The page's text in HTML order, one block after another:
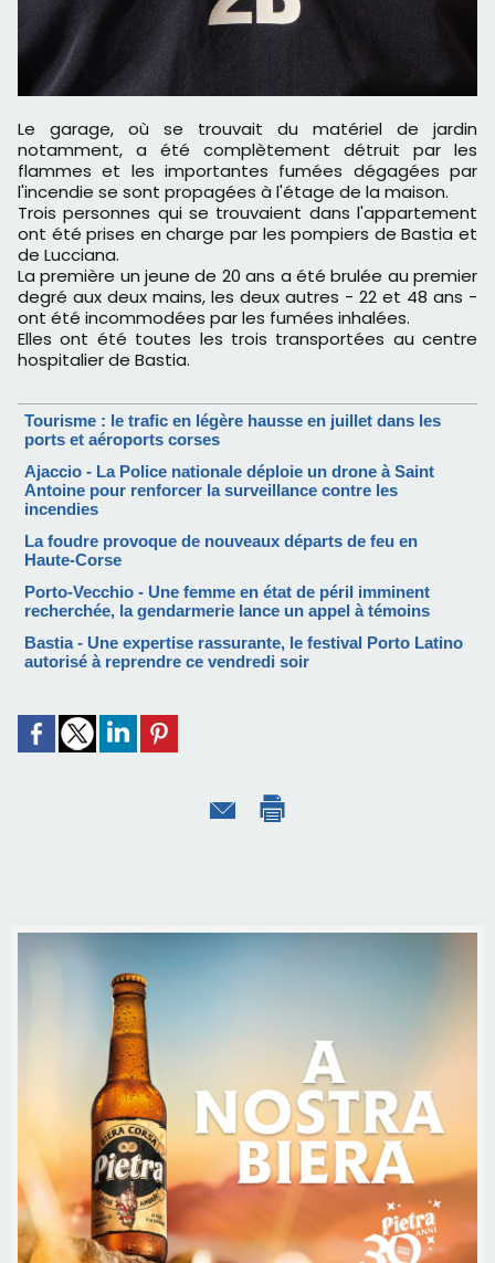
Le garage, où se trouvait du matériel de jardin
notamment, a été complètement détruit par les
flammes et les importantes fumées dégagées par
l'incendie se sont propagées à l'étage de la maison.
Trois personnes qui se trouvaient dans l'appartement
ont été prises en charge par les pompiers de Bastia et
de Lucciana.
La première un jeune de 20 ans a été brulée au premier
degré aux deux mains, les deux autres - 22 et 48 ans -
ont été incommodées par les fumées inhalées.
Elles ont été toutes les trois transportées au centre
hospitalier de Bastia.
Tourisme : le trafic en légère hausse en juillet dans les
ports et aéroports corses
Ajaccio - La Police nationale déploie un drone à Saint
Antoine pour renforcer la surveillance contre les
incendies
La foudre provoque de nouveaux départs de feu en
Haute-Corse
Porto-Vecchio - Une femme en état de péril imminent
recherchée, la gendarmerie lance un appel à témoins
Bastia - Une expertise rassurante, le festival Porto Latino
autorisé à reprendre ce vendredi soir